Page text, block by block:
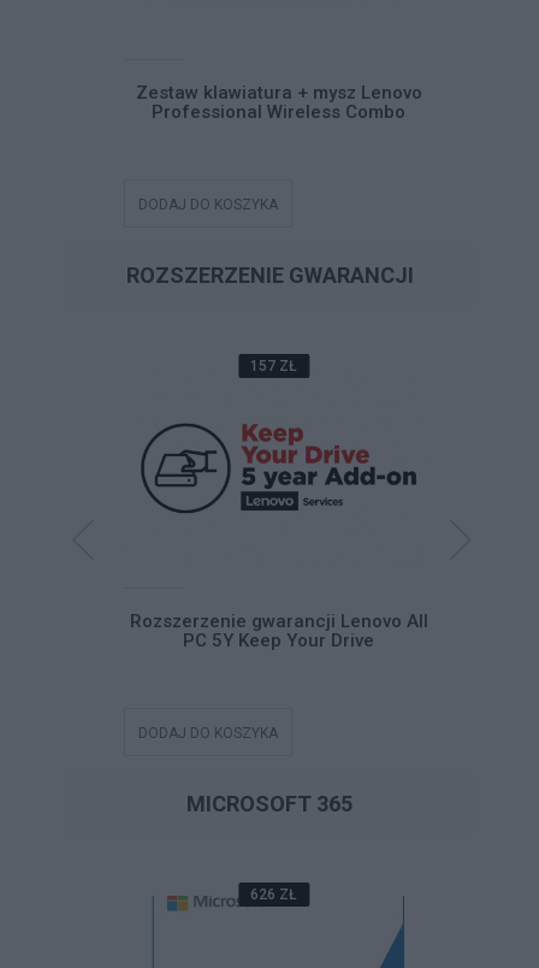
Zestaw klawiatura + mysz Lenovo
Professional Wireless Combo
DODAJ DO KOSZYKA
ROZSZERZENIE GWARANCJI
157 ZŁ
Rozszerzenie gwarancji Lenovo All
PC 5Y Keep Your Drive
DODAJ DO KOSZYKA
MICROSOFT 365
626 ZŁ